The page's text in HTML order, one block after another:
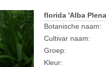
florida 'Alba
Botanische naam:
Cultivar naam:
Groep:
Kleur: